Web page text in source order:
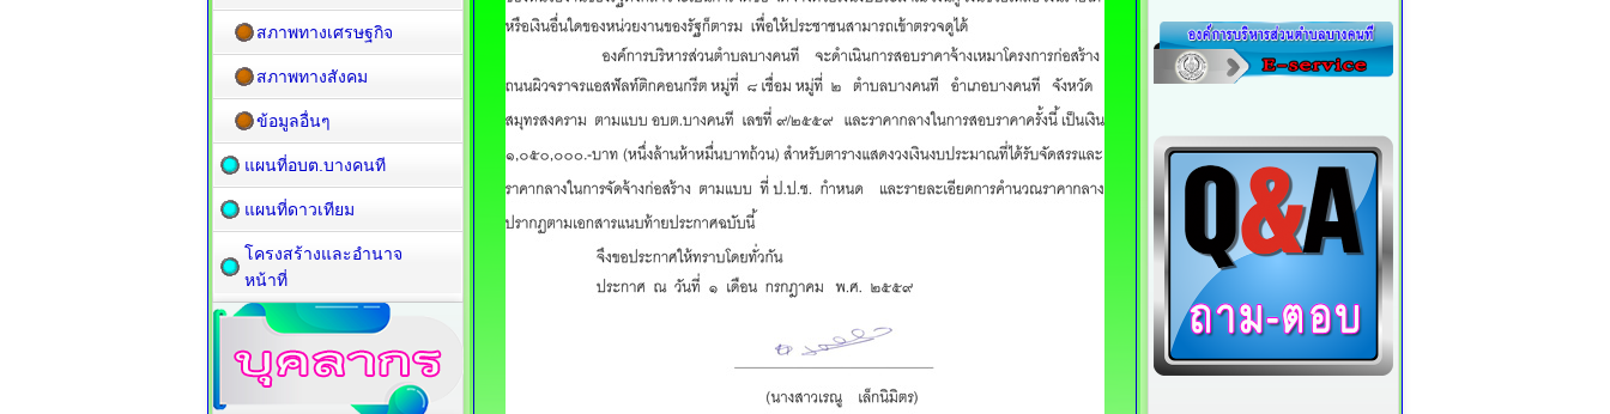
สภาพทางเศรษฐกิจ
สภาพทางสังคม
ข้อมูลอื่นๆ
แผนที่อบต.บางคนที
แผนที่ดาวเทียม
โครงสร้างและอำนาจ
หน้าที่